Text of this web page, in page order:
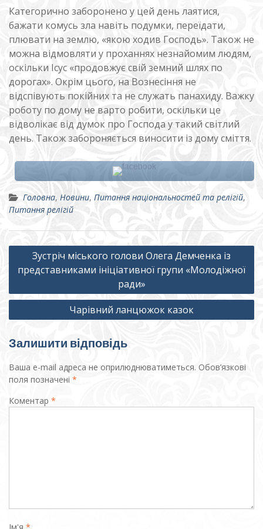
Категорично заборонено у цей день лаятися,
бажати комусь зла навіть подумки, переїдати,
плювати на землю, «якою ходив Господь». Також не
можна відмовляти у проханнях незнайомим людям,
оскільки Ісус «продовжує свій земний шлях по
дорогах». Окрім цього, на Вознесіння не
відспівують покійних та не служать панахиду. Важку
роботу по дому не варто робити, оскільки це
відволікає від думок про Господа у такий світлий
день. Також забороняється виносити із дому сміття.
Головна, Новини, Питання національностей та релігій,
Питання релігій
Навігація
записів
Зустріч міського голови Олега Демченка із
представниками ініціативної групи «Молодіжної
ради»
Чарівний ланцюжок казок
Залишити відповідь
Ваша e-mail адреса не оприлюднюватиметься. Обов’язкові
поля позначені *
Коментар *
Ім'я *